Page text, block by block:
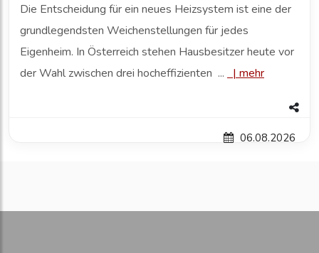
Die Entscheidung für ein neues Heizsystem ist eine der
grundlegendsten Weichenstellungen für jedes
Eigenheim. In Österreich stehen Hausbesitzer heute vor
der Wahl zwischen drei hocheffizienten ...
| mehr
06.08.2026